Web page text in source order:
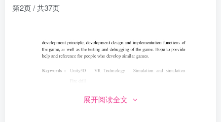
第2页 / 共37页
展开阅读全文